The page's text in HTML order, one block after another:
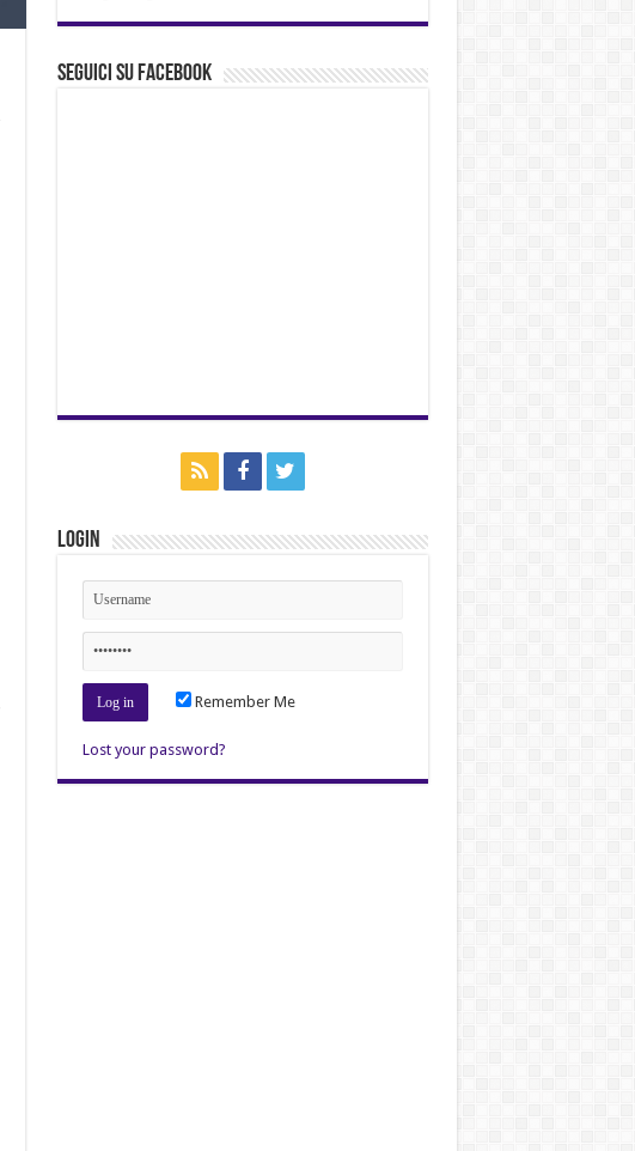
Seguici su Facebook
Login
Remember Me
Lost your password?